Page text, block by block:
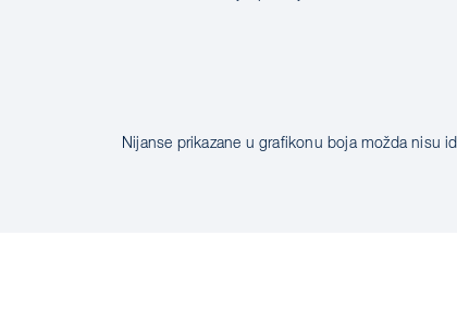
Nijanse prikazane u grafikonu boja možda nisu